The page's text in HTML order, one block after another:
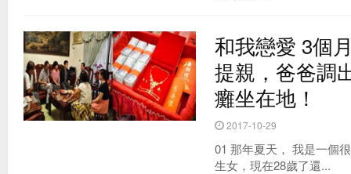
和我戀愛 3個
提親，爸爸調
癱坐在地！
2017-10-29
01 那年夏天， 我是一個
生女，現在28歲了還...